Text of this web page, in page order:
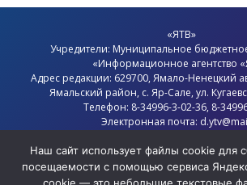
«ЯТВ»
Учредители: Муниципальное
«Информационное агентство
Адрес редакции: 629700, Ямало-Ненецкий
Ямальский район, с. Яр-Сале, ул.
Телефон: 8-34996-3-02-36, 8-
Электронная почта:
Политика
Наш сайт использует файлы cookie для
посещаемости с помощью сервиса